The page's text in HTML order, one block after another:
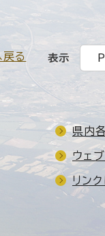
戻る 表示
県内
ウェ
リン